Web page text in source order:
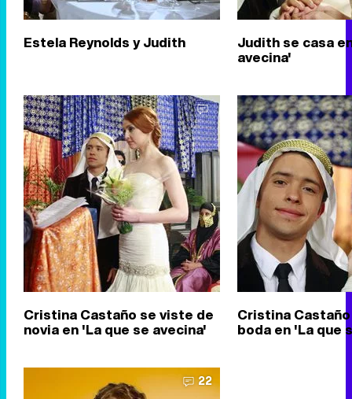
Estela Reynolds y Judith Judith se casa
avecina'
Cristina Castaño se viste de
novia en 'La que se avecina'
Cristina
boda en 'La que
22